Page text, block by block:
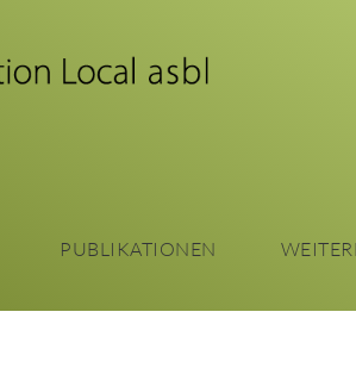
springen
PUBLIKATIONEN